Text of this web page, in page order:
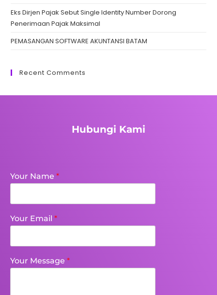
Eks Dirjen Pajak Sebut Single Identity Number Dorong
Penerimaan Pajak Maksimal
PEMASANGAN SOFTWARE AKUNTANSI BATAM
Recent Comments
Hubungi Kami
Your Name *
Your Email *
Your Message *